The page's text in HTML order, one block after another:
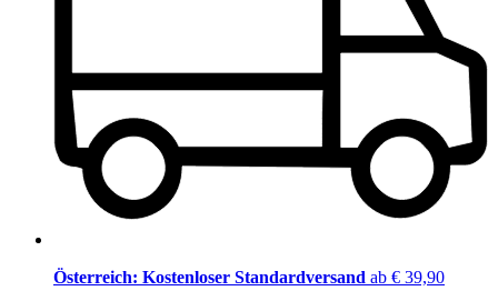
Österreich: Kostenloser Standardversand ab € 39,90